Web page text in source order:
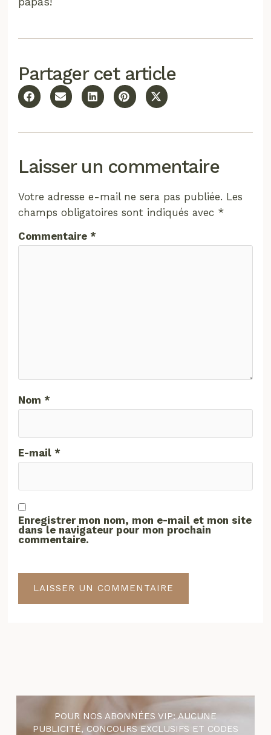
Partager cet article
Laisser un commentaire
Votre adresse e-mail ne sera pas publiée. Les
champs obligatoires sont indiqués avec *
Commentaire*
Nom*
E-mail*
Enregistrer mon nom, mon e-mail et mon site
dans le navigateur pour mon prochain
commentaire.
POUR NOS ABONNÉES VIP: AUCUNE
PUBLICITÉ, CONCOURS EXCLUSIFS ET CODES